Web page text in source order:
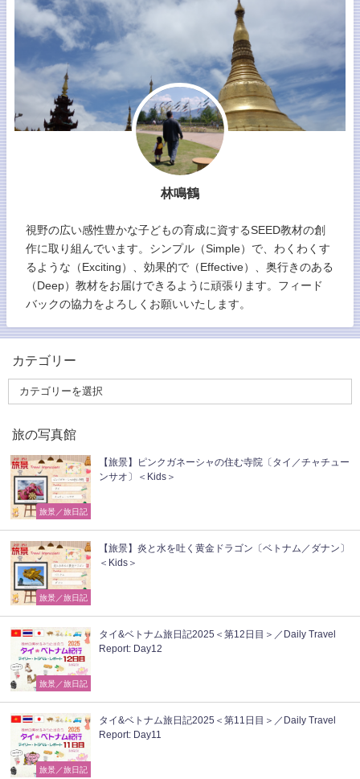
林鳴鶴
視野の広い感性豊かな子どもの育成に資するSEED教材の創
作に取り組んでいます。シンプル（Simple）で、わくわくす
るような（Exciting）、効果的で（Effective）、奥行きのある
（Deep）教材をお届けできるように頑張ります。フィード
バックの協力をよろしくお願いいたします。
カテゴリー
旅の写真館
旅景／旅日記
【旅景】ピンクガネーシャの住む寺院〔タイ／チャチュー
ンサオ〕＜Kids＞
旅景／旅日記
【旅景】炎と水を吐く黄金ドラゴン〔ベトナム／ダナン〕
＜Kids＞
旅景／旅日記
タイ&ベトナム旅日記2025＜第12日目＞／Daily Travel
Report: Day12
旅景／旅日記
タイ&ベトナム旅日記2025＜第11日目＞／Daily Travel
Report: Day11